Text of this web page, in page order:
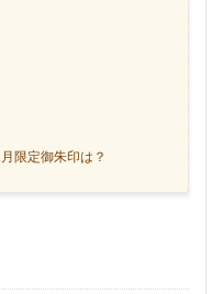
限定御朱印は？